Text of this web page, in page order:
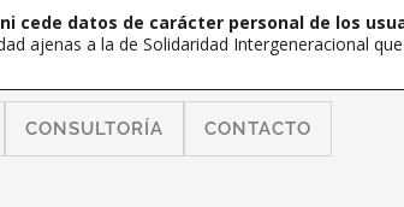
CONSULTORÍA CONTACTO
cede datos de carácter personal de los
ajenas a la de Solidaridad Intergeneracional